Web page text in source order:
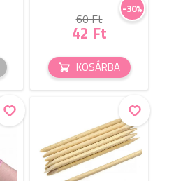
-30%
60 Ft
42 Ft
KOSÁRBA